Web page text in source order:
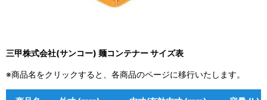
三甲株式会社(サンコー) 麺コンテナー サイズ表
※商品名をクリックすると、各商品のページに移行いたします。